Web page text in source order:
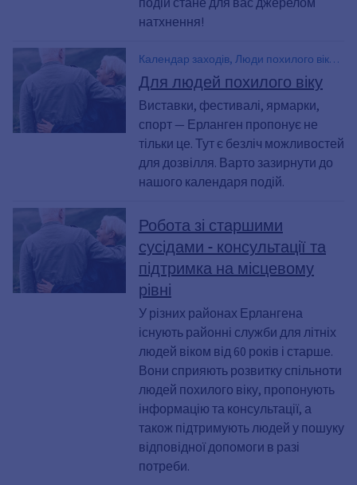
натхнення!
Календар заходів, Люди похилого віку,
Люди у найкращому віці, 60+, Події,
Дозвілля
Для людей похилого віку
Виставки, фестивалі, ярмарки,
спорт — Ерланген пропонує не
тільки це. Тут є безліч можливостей
для дозвілля. Варто зазирнути до
нашого календаря подій.
Робота зі старшими
сусідами - консультації та
підтримка на місцевому
рівні
У різних районах Ерлангена
існують районні служби для літніх
людей віком від 60 років і старше.
Вони сприяють розвитку спільноти
людей похилого віку, пропонують
інформацію та консультації, а
також підтримують людей у пошуку
відповідної допомоги в разі
потреби.